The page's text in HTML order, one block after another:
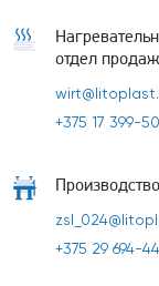
отдел продаж
+375 17 399-
+375 29 694-